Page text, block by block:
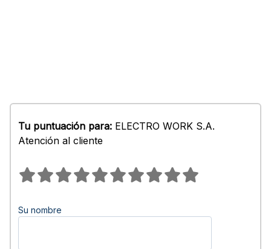
Tu puntuación para: ELECTRO WORK S.A.
Atención al cliente
Su nombre